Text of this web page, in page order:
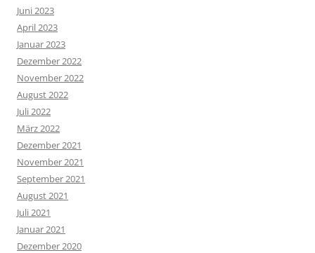
Juni 2023
April 2023
Januar 2023
Dezember 2022
November 2022
August 2022
Juli 2022
März 2022
Dezember 2021
November 2021
September 2021
August 2021
Juli 2021
Januar 2021
Dezember 2020